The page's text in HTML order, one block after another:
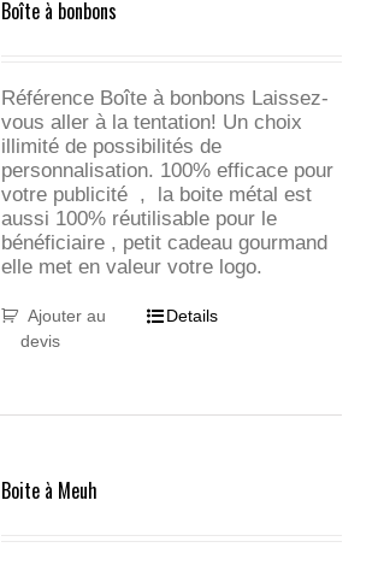
Boîte à bonbons
Référence Boîte à bonbons Laissez-
vous aller à la tentation! Un choix
illimité de possibilités de
personnalisation. 100% efficace pour
votre publicité , la boite métal est
aussi 100% réutilisable pour le
bénéficiaire , petit cadeau gourmand
elle met en valeur votre logo.
Ajouter au
devis
Details
Boite à Meuh